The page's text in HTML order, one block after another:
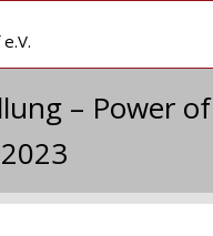
– Power of